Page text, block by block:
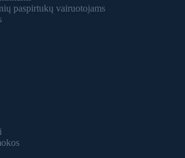
paspirtukų vairuotojams